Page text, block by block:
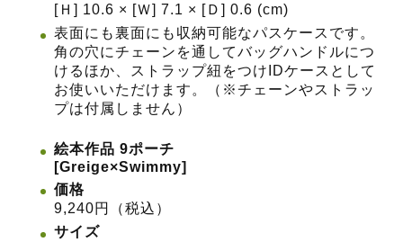
[Ｈ] 10.6 × [Ｗ] 7.1 × [Ｄ] 0.6 (cm)
表面にも裏面にも収納可能なパスケースです。
角の穴にチェーンを通してバッグハンドルにつ
けるほか、ストラップ紐をつけIDケースとして
お使いいただけます。（※チェーンやストラッ
プは付属しません）
絵本作品 9ポーチ
[Greige×Swimmy]
価格
9,240円（税込）
サイズ